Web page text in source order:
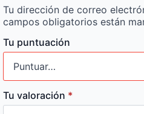
Tu dirección de correo
campos obligatorios están
Tu puntuación
Tu valoración *